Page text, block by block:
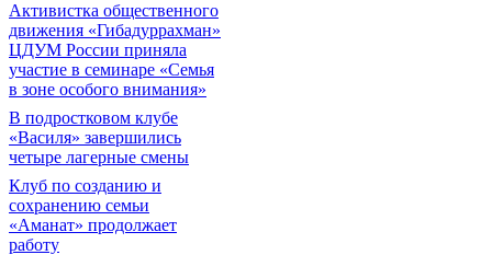
Активистка общественного
движения «Гибадуррахман»
ЦДУМ России приняла
участие в семинаре «Семья
в зоне особого внимания»
В подростковом клубе
«Василя» завершились
четыре лагерные смены
Клуб по созданию и
сохранению семьи
«Аманат» продолжает
работу